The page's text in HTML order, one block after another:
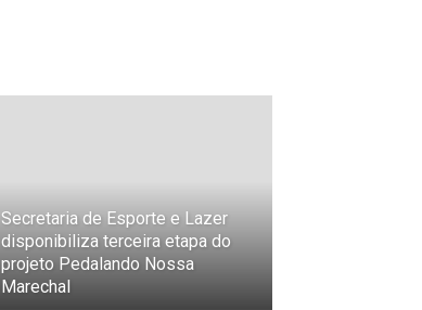
Secretaria de Esporte e Lazer
disponibiliza terceira etapa do
projeto Pedalando Nossa
Marechal